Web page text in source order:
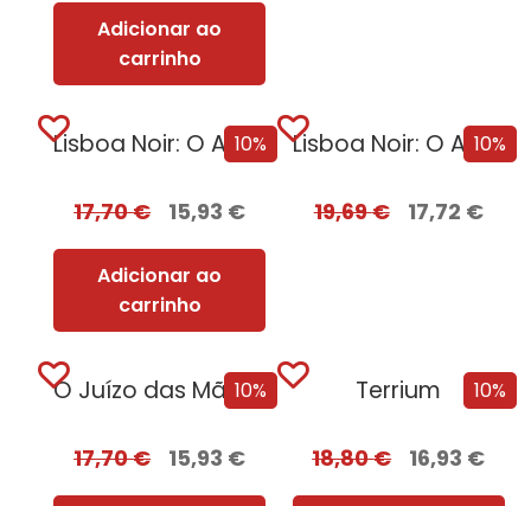
Adicionar ao
carrinho
10%
Lisboa Noir: O Ano Negro de 1929
17,70€ 15,93 €
Adicionar ao
carrinho
10%
Lisboa Noir: O Ano Negro de 1929 com EDGES
19,69€ 17,72 €
10%
O Juízo das Mãos – Volume 2 | O Dragão Serpente
17,70€ 15,93 €
10%
Terrium
18,80€ 16,93 €